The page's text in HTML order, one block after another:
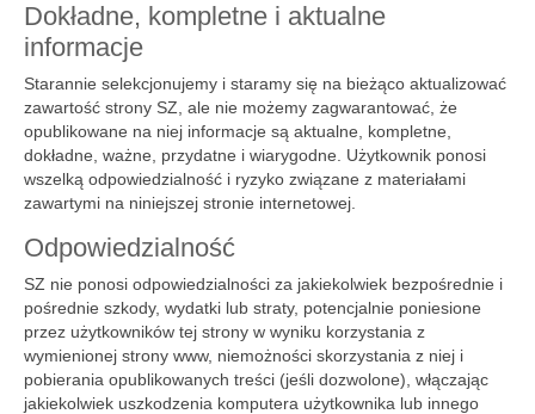
Dokładne, kompletne i aktualne
informacje
Starannie selekcjonujemy i staramy się na bieżąco aktualizować
zawartość strony SZ, ale nie możemy zagwarantować, że
opublikowane na niej informacje są aktualne, kompletne,
dokładne, ważne, przydatne i wiarygodne. Użytkownik ponosi
wszelką odpowiedzialność i ryzyko związane z materiałami
zawartymi na niniejszej stronie internetowej.
Odpowiedzialność
SZ nie ponosi odpowiedzialności za jakiekolwiek bezpośrednie i
pośrednie szkody, wydatki lub straty, potencjalnie poniesione
przez użytkowników tej strony w wyniku korzystania z
wymienionej strony www, niemożności skorzystania z niej i
pobierania opublikowanych treści (jeśli dozwolone), włączając
jakiekolwiek uszkodzenia komputera użytkownika lub innego